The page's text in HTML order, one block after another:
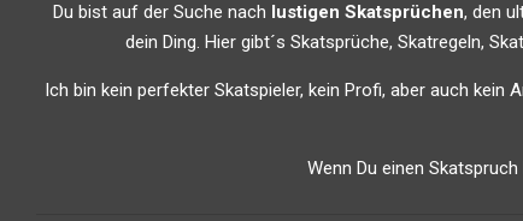
Du bist auf der Suche nach lustigen Skatsprüchen, den
dein Ding. Hier gibt´s Skatsprüche, Skatregeln,
Ich bin kein perfekter Skatspieler, kein Profi, aber auch
Wenn Du einen